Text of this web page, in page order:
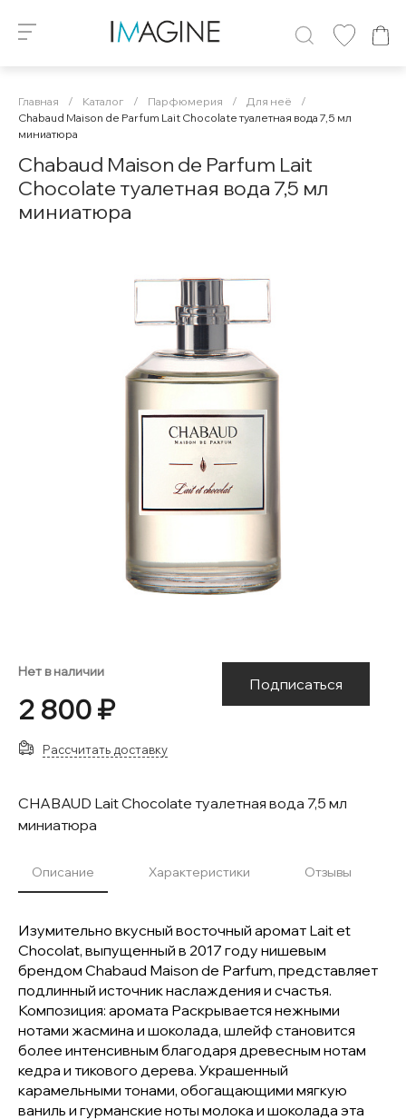
Главная / Каталог / Парфюмерия / Для неё
/
Chabaud Maison de Parfum Lait Chocolate туалетная вода 7,5 мл
миниатюра
Chabaud Maison de Parfum Lait
Chocolate туалетная вода 7,5 мл
миниатюра
Нет в наличии
2 800 ₽
Подписаться
Рассчитать доставку
CHABAUD Lait Chocolate туалетная вода 7,5 мл
миниатюра
Описание Характеристики Отзывы
Изумительно вкусный восточный аромат Lait et
Chocolat, выпущенный в 2017 году нишевым
брендом Chabaud Maison de Parfum, представляет
подлинный источник наслаждения и счастья.
Композиция: аромата Раскрывается нежными
нотами жасмина и шоколада, шлейф становится
более интенсивным благодаря древесным нотам
кедра и тикового дерева. Украшенный
карамельными тонами, обогащающими мягкую
ваниль и гурманские ноты молока и шоколада эта